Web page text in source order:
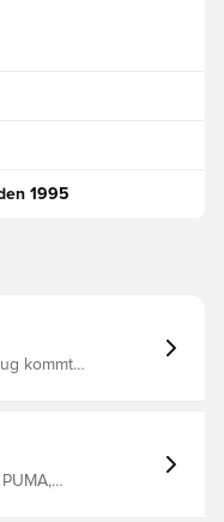
1995
kommt
sorgt
Auftritt.
für: